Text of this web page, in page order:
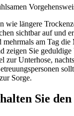
wie längere
sichtbar auf und
am Tag
Sie geduldige
zur Unterhose,
Sorge.
Sie